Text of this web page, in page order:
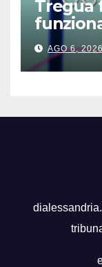
Tregua
AGO 6, 2026